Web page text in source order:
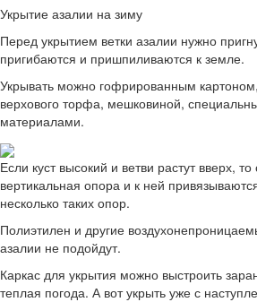
Укрытие азалии на зиму
Перед укрытием ветки азалии нужно
пригибаются и пришпиливаются к земле.
Укрывать можно гофрированным
верхового торфа, мешковиной,
материалами.
Если куст высокий и ветви растут вверх,
вертикальная опора и к ней
несколько таких опор.
Полиэтилен и другие
азалии не подойдут.
Каркас для укрытия можно выстроить
теплая погода. А вот укрыть уже с